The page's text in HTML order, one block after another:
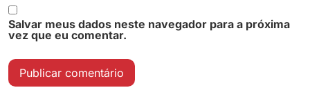
Salvar meus dados neste navegador para a próxima
vez que eu comentar.